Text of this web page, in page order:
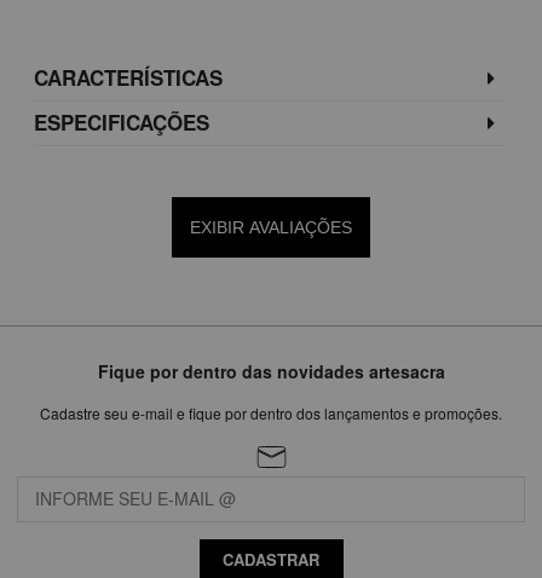
CARACTERÍSTICAS
ESPECIFICAÇÕES
EXIBIR AVALIAÇÕES
Fique por dentro das novidades artesacra
Cadastre seu e-mail e fique por dentro dos lançamentos e promoções.
CADASTRAR